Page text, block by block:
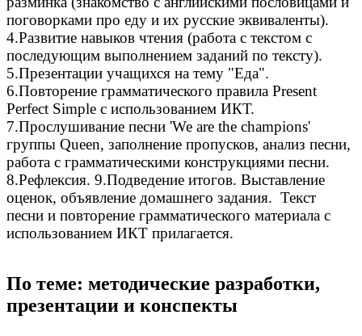
поговорками про еду и их русские эквиваленты).
4.Развитие навыков чтения (работа с текстом с
последующим выполнением заданий по тексту).
5.Презентации учащихся на тему "Еда".
6.Повторение грамматического правила Present
Perfect Simple с использованием ИКТ.
7.Прослушивание песни 'We are the champions'
группы Queen, заполнение пропусков, анализ песни,
работа с грамматическими конструкциями песни.
8.Рефлексия. 9.Подведение итогов. Выставление
оценок, объявление домашнего задания. Текст
песни и повторение грамматического материала с
использованием ИКТ прилагается.
По теме: методические разработки,
презентации и конспекты